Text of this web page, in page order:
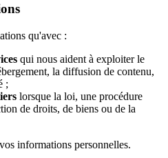
qu'avec :
qui nous aident à exploiter le
la diffusion de contenu,
;
lorsque la loi, une procédure
de droits, de biens ou de la
informations personnelles.